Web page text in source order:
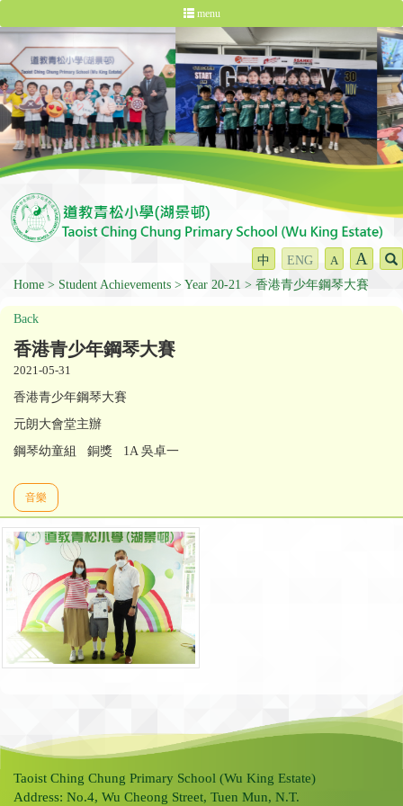
menu
中 ENG A A
Home Student Achievements Year 20-21 香港青少年鋼琴大賽
Back
香港青少年鋼琴大賽
2021-05-31
香港青少年鋼琴大賽
元朗大會堂主辦
鋼琴幼童組 銅獎 1A 吳卓一
音樂
Taoist Ching Chung Primary School (Wu King Estate)
Address: No.4, Wu Cheong Street, Tuen Mun, N.T.